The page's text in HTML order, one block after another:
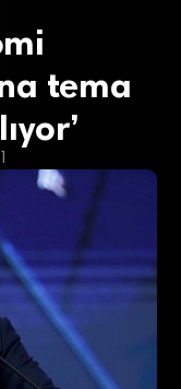
tema